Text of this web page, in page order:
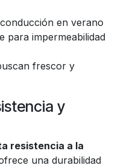
en verano
para impermeabilidad
frescor y
y
resistencia a la
una durabilidad